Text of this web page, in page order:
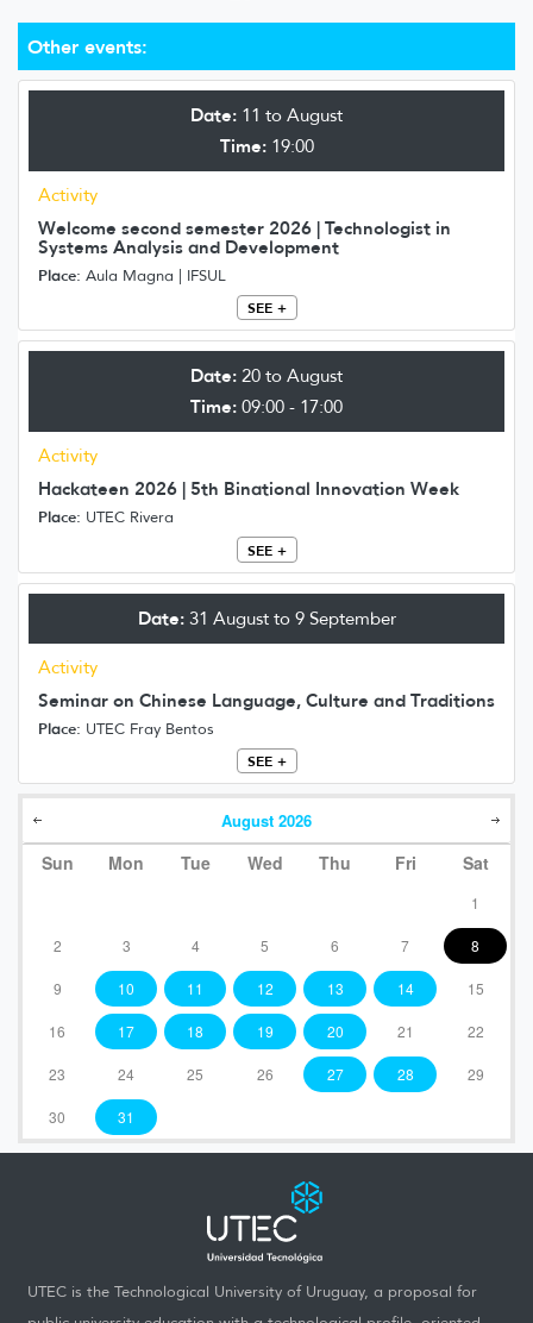
Other events:
Date: 11 to August
Time:19:00
Activity
Welcome second semester 2026 | Technologist in
Systems Analysis and Development
Place: Aula Magna | IFSUL
SEE +
Date: 20 to August
Time: 09:00 - 17:00
Activity
Hackateen 2026 | 5th Binational Innovation Week
Place: UTEC Rivera
SEE +
Date:31 August to 9 September
Activity
Seminar on Chinese Language, Culture and Traditions
Place: UTEC Fray Bentos
SEE +
August 2026
Sun Mon Tue Wed Thu Fri Sat
1
2 3 4 5 6 7 8
9 10 11 12 13 14 15
16 17 18 19 20 21 22
23 24 25 26 27 28 29
30 31
UTEC is the Technological University of Uruguay, a proposal for